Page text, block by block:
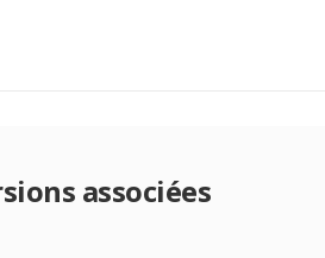
associées